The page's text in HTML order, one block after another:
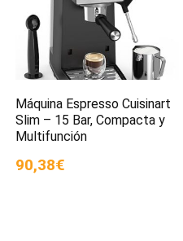
Máquina Espresso Cuisinart
Slim – 15 Bar, Compacta y
Multifunción
90,38€